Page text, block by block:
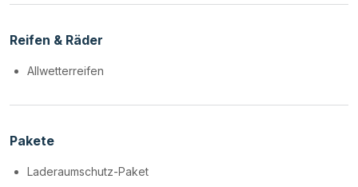
Reifen & Räder
Allwetterreifen
Pakete
Laderaumschutz-Paket